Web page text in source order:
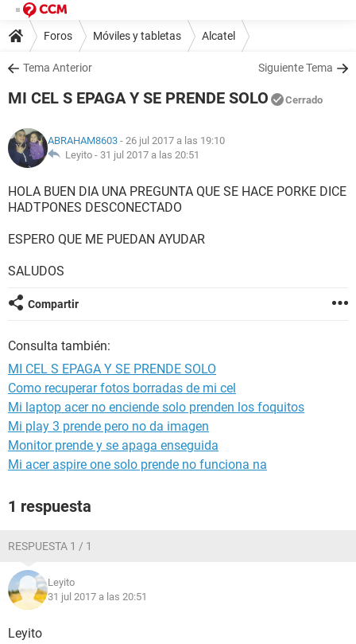
Foros Móviles y tabletas Alcatel
Tema Anterior Siguiente Tema
MI CEL S EPAGA Y SE PRENDE SOLO Cerrado
ABRAHAM8603 - 26 jul 2017 a las 19:10
Leyito - 31 jul 2017 a las 20:51
HOLA BUEN DIA UNA PREGUNTA QUE SE HACE PORKE DICE
HADTPONES DESCONECTADO
ESPERO QUE ME PUEDAN AYUDAR
SALUDOS
Compartir
Consulta también:
MI CEL S EPAGA Y SE PRENDE SOLO
Como recuperar fotos borradas de mi cel
Mi laptop acer no enciende solo prenden los foquitos
Mi play 3 prende pero no da imagen
Monitor prende y se apaga enseguida
Mi acer aspire one solo prende no funciona na
1 respuesta
RESPUESTA 1 / 1
Leyito
31 jul 2017 a las 20:51
Leyito